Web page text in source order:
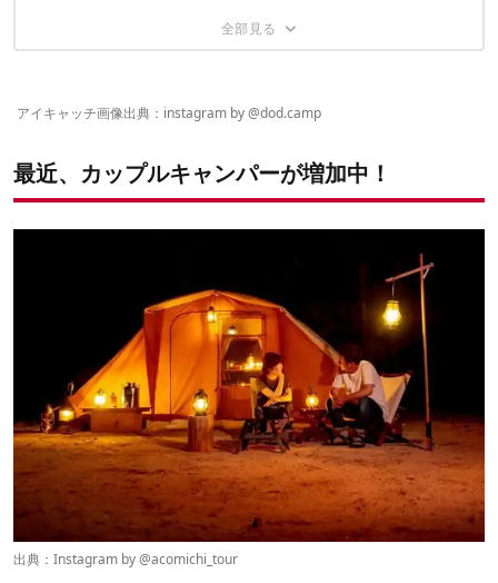
コスパ重視なカップル必見！スノーピーク「ヴォールト」
リビングと寝室が一体型で機能的！ローベンス「ミッドナイトド
アイキャッチ画像出典：instagram by @dod.camp
最近、カップルキャンパーが増加中！
出典：Instagram by @acomichi_tour